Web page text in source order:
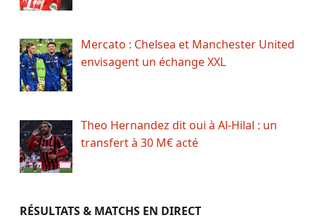
Mercato : Chelsea et Manchester United
envisagent un échange XXL
Theo Hernandez dit oui à Al-Hilal : un
transfert à 30 M€ acté
RÉSULTATS & MATCHS EN DIRECT